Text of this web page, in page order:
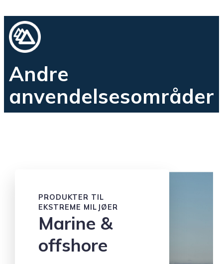
Andre
anvendelsesområder
PRODUKTER TIL
EKSTREME MILJØER
Marine &
offshore